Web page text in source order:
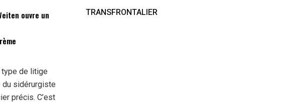
ouvre un
de litige
du sidérurgiste
précis. C’est
TRANSFRONTALIER